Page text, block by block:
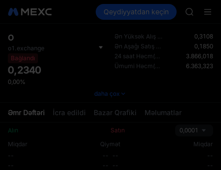
Bazarlar Spot Futures PLTR
Qeydiyyatdan keçin
Unitree
SPCX
HEI
NVDA
UNITREE
O
o1.exchange
Bağlandı
0,2340
0,00%
Ən Yüksək Alış Qiyməti(USDT)
0,3108
Ən Aşağı Satış Qiyməti(USDT)
0,1850
24 saat Həcm(USDT)
3.866,018
Ümumi Həcm(USDT)
6.363,323
daha çox
Əmr Dəftəri İcra edildi Bazar Qrafiki Məlumatlar
Alın Satın
0,0001
Miqdar
Qiymət Miqdar
-- --
-- --
--
--
--
--